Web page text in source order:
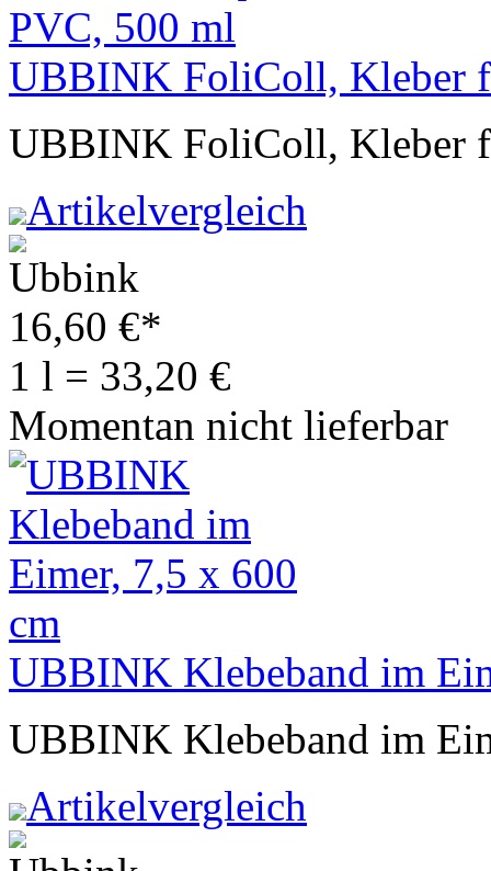
UBBINK FoliColl, Kleber
UBBINK FoliColl, Kleber
Artikelvergleich
16,60 €*
1 l = 33,20 €
Momentan nicht lieferbar
UBBINK Klebeband im
UBBINK Klebeband im
Artikelvergleich